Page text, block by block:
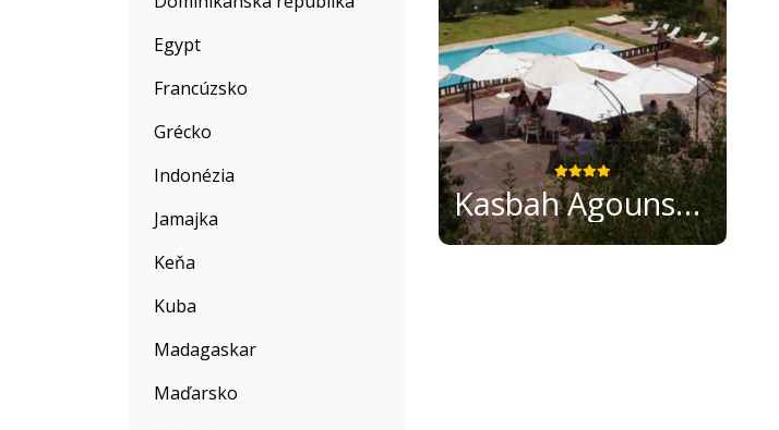
Egypt
Francúzsko
Grécko
Indonézia
Jamajka
Keňa
Kuba
Madagaskar
Maďarsko
Kasbah Agounsane